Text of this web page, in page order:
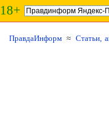
18+
ПравдаИнформ ≈ Статьи,